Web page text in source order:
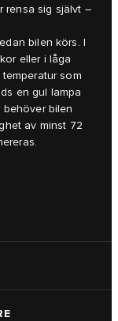
rensa sig självt –
bilen körs. I
eller i låga
som
en gul lampa
behöver bilen
av minst 72